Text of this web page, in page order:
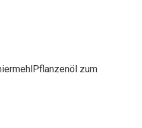
zum